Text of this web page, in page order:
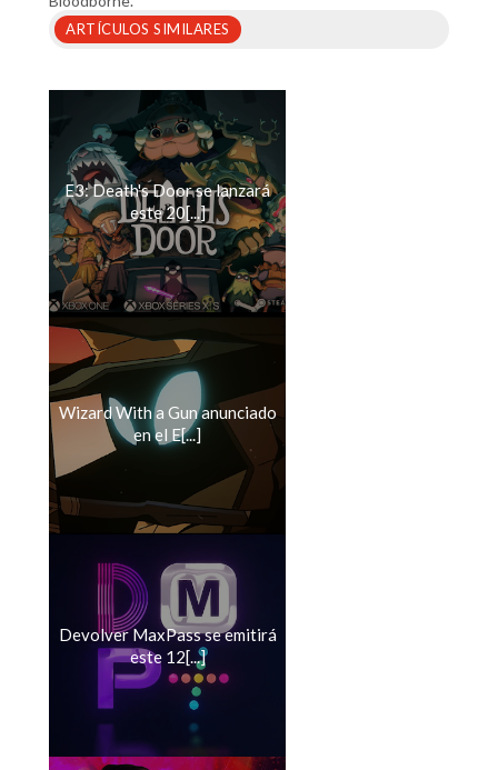
ARTÍCULOS SIMILARES
E3: Death's Door se lanzará
este 20[...]
Wizard With a Gun anunciado
en el E[...]
Devolver MaxPass se emitirá
este 12[...]